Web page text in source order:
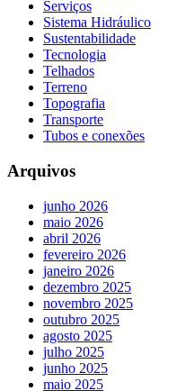
Serviços
Sistema Hidráulico
Sustentabilidade
Tecnologia
Telhados
Terreno
Topografia
Transporte
Tubos e conexões
Arquivos
junho 2026
maio 2026
abril 2026
fevereiro 2026
janeiro 2026
dezembro 2025
novembro 2025
outubro 2025
agosto 2025
julho 2025
junho 2025
maio 2025